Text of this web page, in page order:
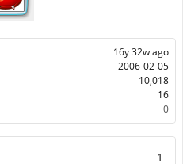
16y 32w ago
2006-02-05
10,018
16
0
1